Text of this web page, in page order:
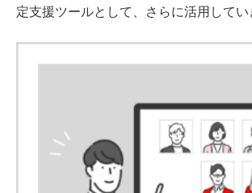
定支援ツールとして、さらに活用してい